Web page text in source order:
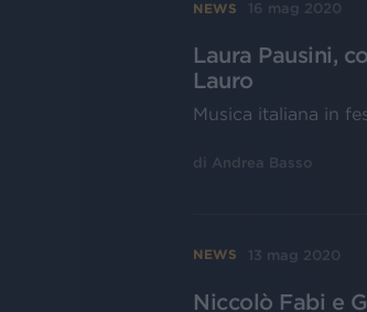
NEWS 16 mag 2020
Laura Pausini,
Lauro
Musica italiana in
di Andrea Basso
NEWS 13 mag 2020
Niccolò Fabi e